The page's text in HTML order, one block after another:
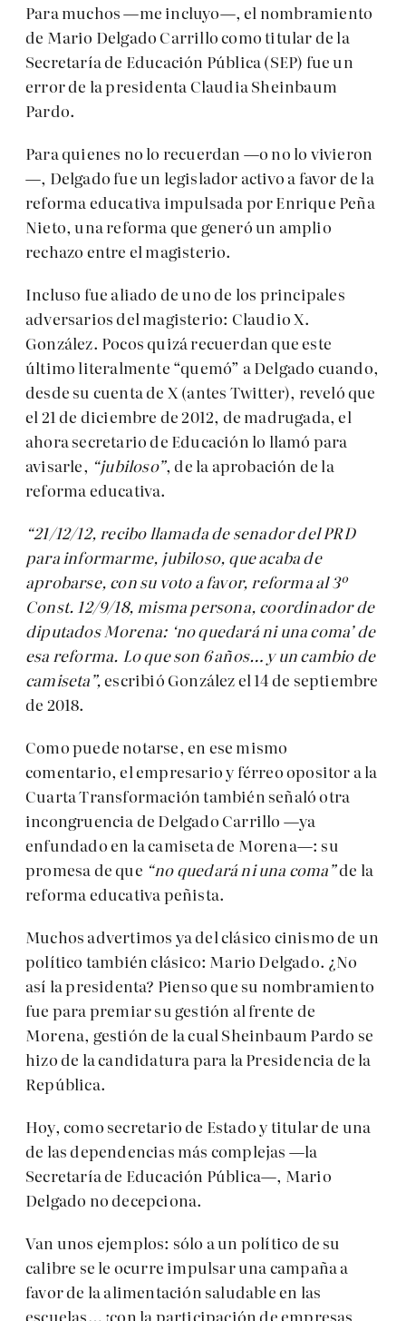
Para muchos —me incluyo—, el nombramiento
de Mario Delgado Carrillo como titular de la
Secretaría de Educación Pública (SEP) fue un
error de la presidenta Claudia Sheinbaum
Pardo.
Para quienes no lo recuerdan —o no lo vivieron
—, Delgado fue un legislador activo a favor de la
reforma educativa impulsada por Enrique Peña
Nieto, una reforma que generó un amplio
rechazo entre el magisterio.
Incluso fue aliado de uno de los principales
adversarios del magisterio: Claudio X.
González. Pocos quizá recuerdan que este
último literalmente “quemó” a Delgado cuando,
desde su cuenta de X (antes Twitter), reveló que
el 21 de diciembre de 2012, de madrugada, el
ahora secretario de Educación lo llamó para
avisarle, “jubiloso”, de la aprobación de la
reforma educativa.
“21/12/12, recibo llamada de senador del PRD
para informarme, jubiloso, que acaba de
aprobarse, con su voto a favor, reforma al 3º
Const. 12/9/18, misma persona, coordinador de
diputados Morena: ‘no quedará ni una coma’ de
esa reforma. Lo que son 6 años… y un cambio de
camiseta”,escribió González el 14 de septiembre
de 2018.
Como puede notarse, en ese mismo
comentario, el empresario y férreo opositor a la
Cuarta Transformación también señaló otra
incongruencia de Delgado Carrillo —ya
enfundado en la camiseta de Morena—: su
promesa de que “no quedará ni una coma”de la
reforma educativa peñista.
Muchos advertimos ya del clásico cinismo de un
político también clásico: Mario Delgado. ¿No
así la presidenta? Pienso que su nombramiento
fue para premiar su gestión al frente de
Morena, gestión de la cual Sheinbaum Pardo se
hizo de la candidatura para la Presidencia de la
República.
Hoy, como secretario de Estado y titular de una
de las dependencias más complejas —la
Secretaría de Educación Pública—, Mario
Delgado no decepciona.
Van unos ejemplos: sólo a un político de su
calibre se le ocurre impulsar una campaña a
favor de la alimentación saludable en las
escuelas… ¡con la participación de empresas